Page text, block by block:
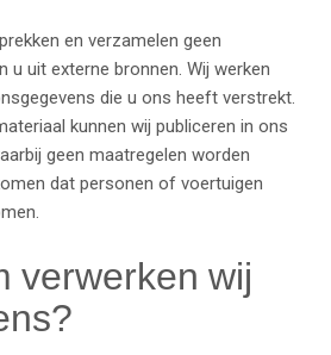
en verzamelen geen
u uit externe bronnen. Wij werken
die u ons heeft verstrekt.
kunnen wij publiceren in ons
geen maatregelen worden
dat personen of voertuigen
verwerken wij